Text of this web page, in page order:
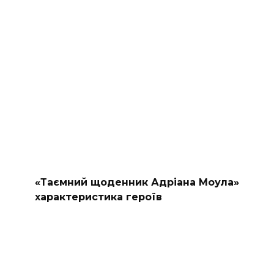
«Таємний щоденник Адріана Моула»
характеристика героїв